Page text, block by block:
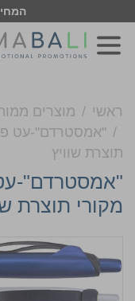
ראשי
מוצרים
"אמסטרדם"-עט
תוצרת שוויץ
"אמסטרדם"-
מקורי תוצרת